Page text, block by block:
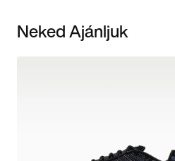
Neked Ajánljuk